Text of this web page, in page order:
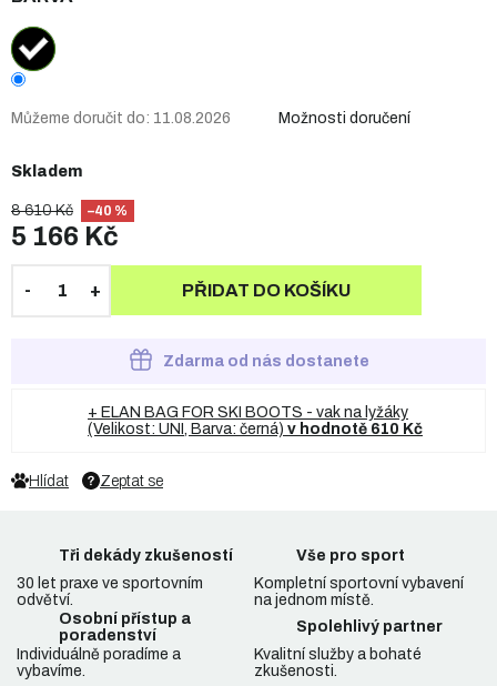
8 610 Kč –40 %
5 166 Kč
Skladem
Můžeme doručit do: 11.08.2026 Možnosti doručení
PŘIDAT DO KOŠÍKU
Zdarma od nás dostanete
+ ELAN BAG FOR SKI BOOTS - vak na lyžáky
(Velikost: UNI, Barva: černá) v hodnotě 610 Kč
Zeptat se
Hlídat
Tři dekády zkušeností
30 let praxe ve sportovním
odvětví.
Vše pro sport
Kompletní sportovní vybavení
na jednom místě.
Osobní přístup a
poradenství
Individuálně poradíme a
vybavíme.
Spolehlivý partner
Kvalitní služby a bohaté
zkušenosti.